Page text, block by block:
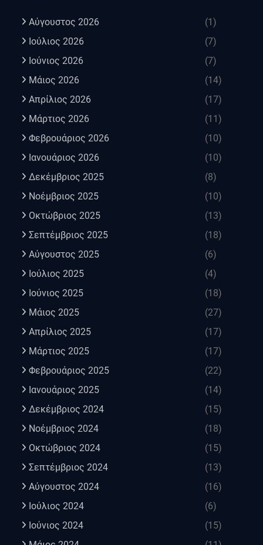
Αύγουστος 2026
(1)
Ιούλιος 2026
(7)
Ιούνιος 2026
(7)
Μάιος 2026
(14)
Απρίλιος 2026
(17)
Μάρτιος 2026
(11)
Φεβρουάριος 2026
(10)
Ιανουάριος 2026
(10)
Δεκέμβριος 2025
(8)
Νοέμβριος 2025
(10)
Οκτώβριος 2025
(13)
Σεπτέμβριος 2025
(18)
Αύγουστος 2025
(6)
Ιούλιος 2025
(4)
Ιούνιος 2025
(18)
Μάιος 2025
(27)
Απρίλιος 2025
(17)
Μάρτιος 2025
(17)
Φεβρουάριος 2025
(22)
Ιανουάριος 2025
(14)
Δεκέμβριος 2024
(15)
Νοέμβριος 2024
(18)
Οκτώβριος 2024
(15)
Σεπτέμβριος 2024
(13)
Αύγουστος 2024
(16)
Ιούλιος 2024
(6)
Ιούνιος 2024
(15)